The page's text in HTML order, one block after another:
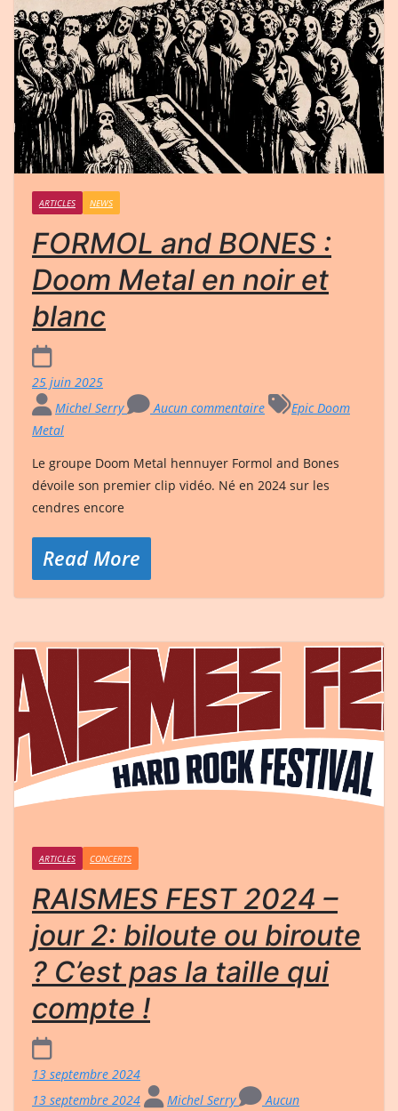
ARTICLES NEWS
FORMOL and BONES :
Doom Metal en noir et
blanc
25 juin 2025
Michel Serry
Aucun commentaire
Epic Doom
Metal
Le groupe Doom Metal hennuyer Formol and Bones
dévoile son premier clip vidéo. Né en 2024 sur les
cendres encore
Read More
ARTICLES CONCERTS
RAISMES FEST 2024 –
jour 2: biloute ou biroute
? C’est pas la taille qui
compte !
13 septembre 2024
13 septembre 2024
Michel Serry
Aucun